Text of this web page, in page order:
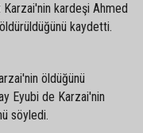
kardeşi Ahmed
kaydetti.
öldüğünü
Eyubi de Karzai'nin
söyledi.